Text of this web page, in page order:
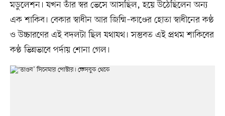
মডুলেশন। যখন তাঁর স্বর ভেসে আসছিল, হয়ে উঠেছিলেন অন্য
এক শাকিব। বেকার স্বাধীন আর জিম্মি–কাণ্ডের হোতা স্বাধীনের কণ্ঠ
ও উচ্চারণের এই বদলটা ছিল যথাযথ। সম্ভবত এই প্রথম শাকিবের
কণ্ঠ ভিন্নভাবে পর্দায় শোনা গেল।